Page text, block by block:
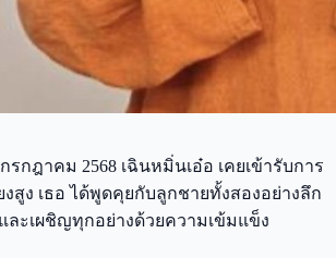
กฎาคม 2568 เฉินหมิ่นเอ๋อ เคยเข้ารับการ
สูง เธอ ได้พูดคุยกับลูกชายทั้งสองอย่างลึก
ละเผชิญทุกอย่างด้วยความเข้มแข็ง